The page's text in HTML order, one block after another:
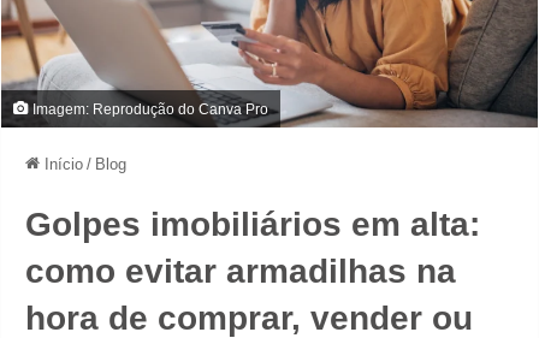
Imagem: Reprodução do Canva Pro
Início / Blog
Golpes imobiliários em alta:
como evitar armadilhas na
hora de comprar, vender ou